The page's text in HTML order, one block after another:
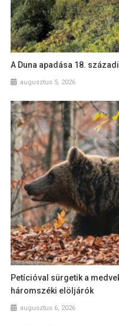
A Duna apadása 18.
augusztus 5, 2026
Petícióval sürgetik a
háromszéki elöljárók
augusztus 6, 2026